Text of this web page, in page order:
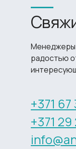
Менеджеры
радостью
+371
+371